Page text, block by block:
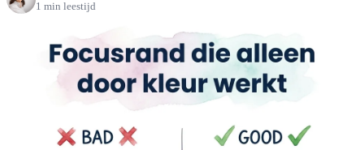
1 min leestijd